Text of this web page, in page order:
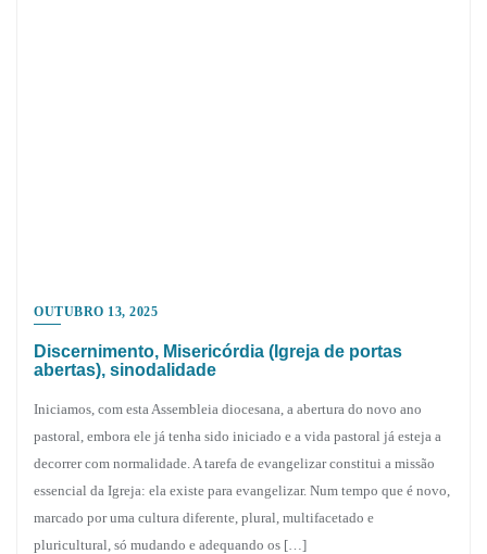
OUTUBRO 13, 2025
Discernimento, Misericórdia (Igreja de portas
abertas), sinodalidade
Iniciamos, com esta Assembleia diocesana, a abertura do novo ano
pastoral, embora ele já tenha sido iniciado e a vida pastoral já esteja a
decorrer com normalidade. A tarefa de evangelizar constitui a missão
essencial da Igreja: ela existe para evangelizar. Num tempo que é novo,
marcado por uma cultura diferente, plural, multifacetado e
pluricultural, só mudando e adequando os […]